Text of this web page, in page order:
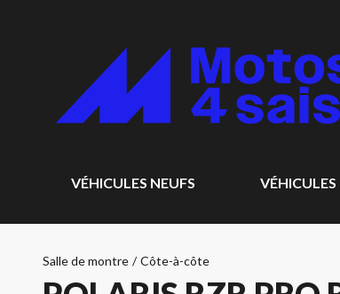
VÉHICULES NEUFS VÉHICULES
Salle de montre / Côte-à-côte